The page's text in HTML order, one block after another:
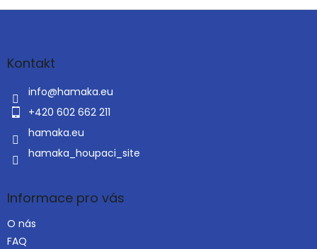
Z
aKontakt
info@hamaka.eu
+420 602 662 211
hamaka.eu
hamaka_houpaci_site
Informace pro vás
O nás
FAQ